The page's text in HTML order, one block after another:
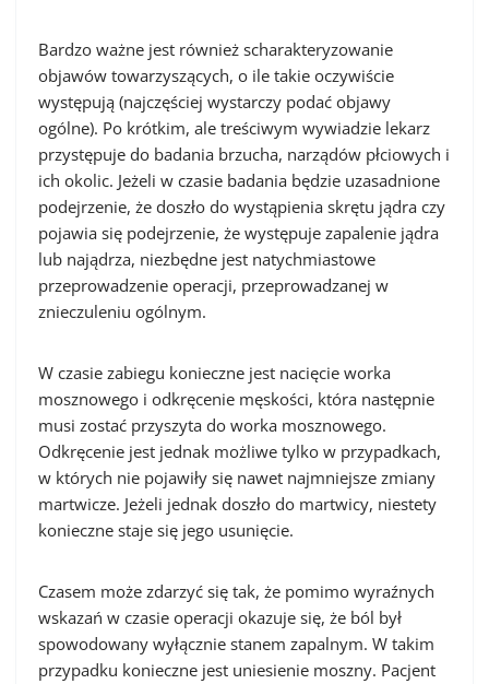
Bardzo ważne jest również scharakteryzowanie
objawów towarzyszących, o ile takie oczywiście
występują (najczęściej wystarczy podać objawy
ogólne). Po krótkim, ale treściwym wywiadzie lekarz
przystępuje do badania brzucha, narządów płciowych i
ich okolic. Jeżeli w czasie badania będzie uzasadnione
podejrzenie, że doszło do wystąpienia skrętu jądra czy
pojawia się podejrzenie, że występuje zapalenie jądra
lub najądrza, niezbędne jest natychmiastowe
przeprowadzenie operacji, przeprowadzanej w
znieczuleniu ogólnym.
W czasie zabiegu konieczne jest nacięcie worka
mosznowego i odkręcenie męskości, która następnie
musi zostać przyszyta do worka mosznowego.
Odkręcenie jest jednak możliwe tylko w przypadkach,
w których nie pojawiły się nawet najmniejsze zmiany
martwicze. Jeżeli jednak doszło do martwicy, niestety
konieczne staje się jego usunięcie.
Czasem może zdarzyć się tak, że pomimo wyraźnych
wskazań w czasie operacji okazuje się, że ból był
spowodowany wyłącznie stanem zapalnym. W takim
przypadku konieczne jest uniesienie moszny. Pacjent